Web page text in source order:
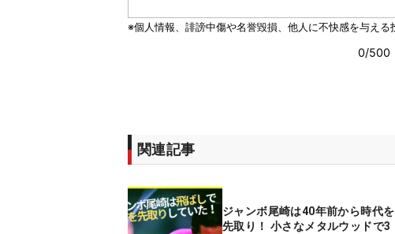
関連記事
ジャンボ尾崎は40年前から時代を
先取り！ 小さなメタルウッドで3